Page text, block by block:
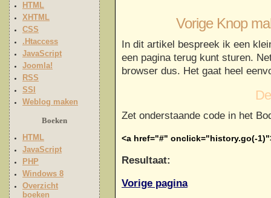
Vorige Knop
In dit artikel bespreek ik een
een pagina terug kunt sturen.
browser dus. Het gaat heel
Zet onderstaande code in het
<a href="#" onclick="history.go(-
Resultaat:
Vorige pagina
HTML
XHTML
CSS
.Htaccess
JavaScript
Joomla!
RSS
SSI
Weblog maken
Boeken
HTML
JavaScript
PHP
Windows 8
Overzicht
boeken